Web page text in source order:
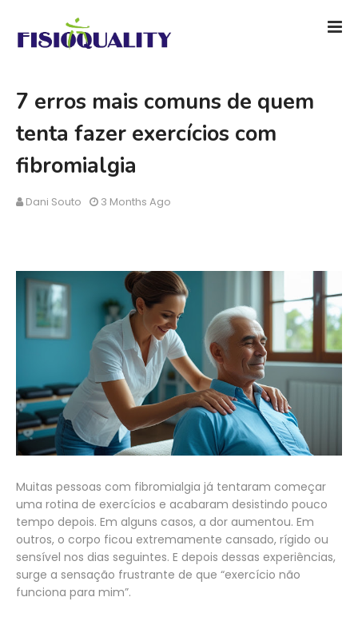
7 erros mais comuns de quem
tenta fazer exercícios com
fibromialgia
Dani Souto 3 Months Ago
Muitas pessoas com fibromialgia já tentaram começar
uma rotina de exercícios e acabaram desistindo pouco
tempo depois. Em alguns casos, a dor aumentou. Em
outros, o corpo ficou extremamente cansado, rígido ou
sensível nos dias seguintes. E depois dessas experiências,
surge a sensação frustrante de que “exercício não
funciona para mim”.